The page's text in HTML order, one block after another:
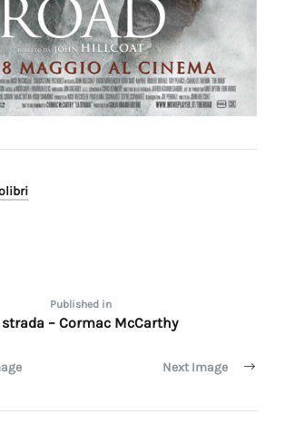
Published in
strada – Cormac McCarthy
Next Image